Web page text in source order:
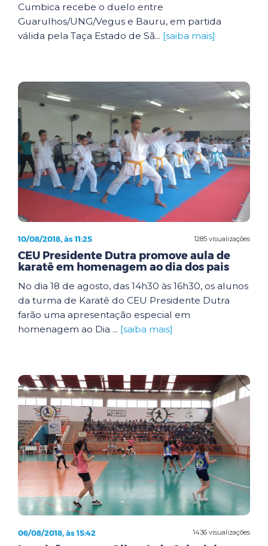
Cumbica recebe o duelo entre
Guarulhos/UNG/Vegus e Bauru, em partida
válida pela Taça Estado de Sã... [saiba mais]
1285 visualizações
10/08/2018, às 11:25
CEU Presidente Dutra promove aula de
karatê em homenagem ao dia dos pais
No dia 18 de agosto, das 14h30 às 16h30, os alunos
da turma de Karatê do CEU Presidente Dutra
farão uma apresentação especial em
homenagem ao Dia ... [saiba mais]
1436 visualizações
06/08/2018, às 15:42